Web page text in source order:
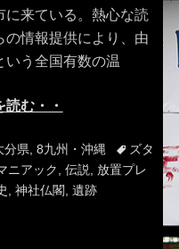
に来ている。熱心な読
の情報提供により、由
いう全国有数の温
読む・・
分県 8九州・沖縄 Tagsズタ
ニアック 伝説
放置プレ
神社仏閣 遺跡